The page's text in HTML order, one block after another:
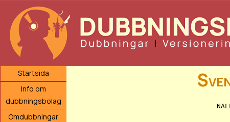
Startsida
Info om
dubbningsbolag
Omdubbningar